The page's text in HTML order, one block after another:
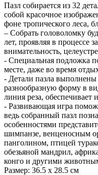
Пазл собирается из 32
собой красочное
фоне тропического леса,
– Собрать головоломку
лет, проявляя в процессе
внимательность,
- Специальная подложка
месте, даже во время
- Детали пазла
разнообразную форму в
линия реза,
- Развивающая игра
ведь собранный пазл
особенностями
шимпанзе, венценосным
панголином, птицей
обезьяной мандрил,
конго и другими
Размер: 36.5 х 28.5 см